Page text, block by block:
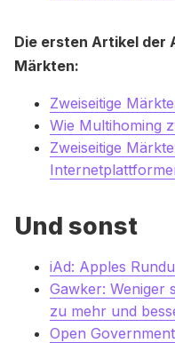
Die ersten Artikel der
Märkten:
Zweiseitige
Wie Multihoming
Zweiseitige
Und sonst
iAd: Apples
Gawker: Weniger
zu mehr und
Open